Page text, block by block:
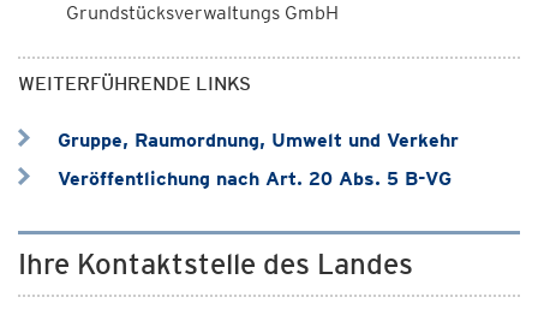
Grundstücksverwaltungs GmbH
WEITERFÜHRENDE LINKS
Gruppe, Raumordnung, Umwelt und Verkehr
Veröffentlichung nach Art. 20 Abs. 5 B-VG
Ihre Kontaktstelle des Landes